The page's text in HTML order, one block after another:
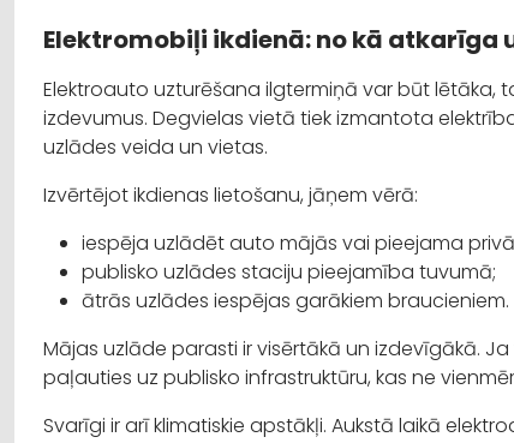
Elektromobiļi ikdienā: no kā atkarīga
Elektroauto uzturēšana ilgtermiņā var būt lētāka,
izdevumus. Degvielas vietā tiek izmantota
uzlādes veida un vietas.
Izvērtējot ikdienas lietošanu, jāņem vērā:
iespēja uzlādēt auto mājās vai pieejama
publisko uzlādes staciju pieejamība tuvumā;
ātrās uzlādes iespējas garākiem braucieniem.
Mājas uzlāde parasti ir visērtākā un izdevīgākā.
paļauties uz publisko infrastruktūru, kas ne
Svarīgi ir arī klimatiskie apstākļi. Aukstā laikā